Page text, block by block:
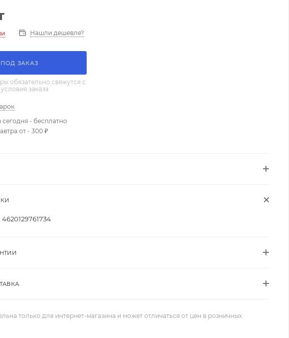
Нашли дешевле?
ПОД ЗАКАЗ
обязательно свяжутся с
заказа
- бесплатно
от - 300 ₽
4620129761734
только для интернет-магазина и может отличаться от цен в розничных